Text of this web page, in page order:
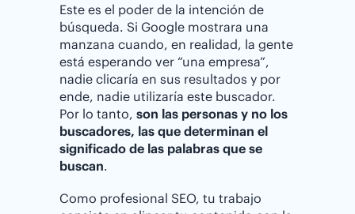
Este es el poder de la intención de
búsqueda. Si Google mostrara una
manzana cuando, en realidad, la gente
está esperando ver “una empresa”,
nadie clicaría en sus resultados y por
ende, nadie utilizaría este buscador.
Por lo tanto, son las personas y no los
buscadores, las que determinan el
significado de las palabras que se
buscan.
Como profesional SEO, tu trabajo